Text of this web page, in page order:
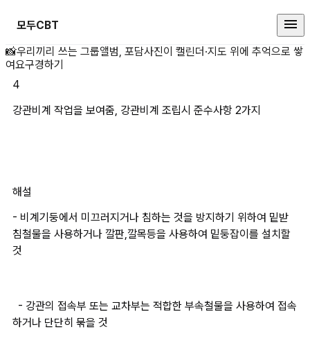
모두CBT
강관비계 작업을 보여줌, 강관비
📸우리끼리 쓰는 그룹앨범, 포담사진이 캘린더·지도 위에 추억으로 쌓
여요구경하기
4
강관비계 작업을 보여줌, 강관비계 조립시 준수사항 2가지
해설
- 비계기둥에서 미끄러지거나 침하는 것을 방지하기 위하여 밑받
침철물을 사용하거나 깔판,깔목등을 사용하여 밑둥잡이를 설치할
것
- 강관의 접속부 또는 교차부는 적합한 부속철물을 사용하여 접속
하거나 단단히 묶을 것